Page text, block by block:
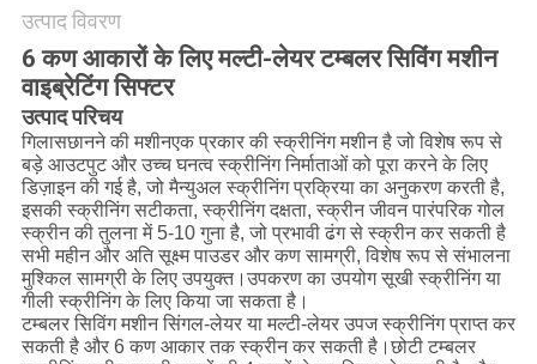
नीति
उत्पाद विवरण
6 कण आकारों के लिए मल्टी-लेयर टम्बलर सिविंग मशीन
वाइब्रेटिंग सिफ्टर
उत्पाद परिचय
गिलासछानने की मशीनएक प्रकार की स्क्रीनिंग मशीन है जो विशेष रूप से
बड़े आउटपुट और उच्च घनत्व स्क्रीनिंग निर्माताओं को पूरा करने के लिए
डिज़ाइन की गई है, जो मैन्युअल स्क्रीनिंग प्रक्रिया का अनुकरण करती है,
इसकी स्क्रीनिंग सटीकता, स्क्रीनिंग दक्षता, स्क्रीन जीवन पारंपरिक गोल
स्क्रीन की तुलना में 5-10 गुना है, जो प्रभावी ढंग से स्क्रीन कर सकती है
सभी महीन और अति सूक्ष्म पाउडर और कण सामग्री, विशेष रूप से संभालना
मुश्किल सामग्री के लिए उपयुक्त।उपकरण का उपयोग सूखी स्क्रीनिंग या
गीली स्क्रीनिंग के लिए किया जा सकता है।
टम्बलर सिविंग मशीन सिंगल-लेयर या मल्टी-लेयर उपज स्क्रीनिंग प्राप्त कर
सकती है और 6 कण आकार तक स्क्रीन कर सकती है।छोटी टम्बलर